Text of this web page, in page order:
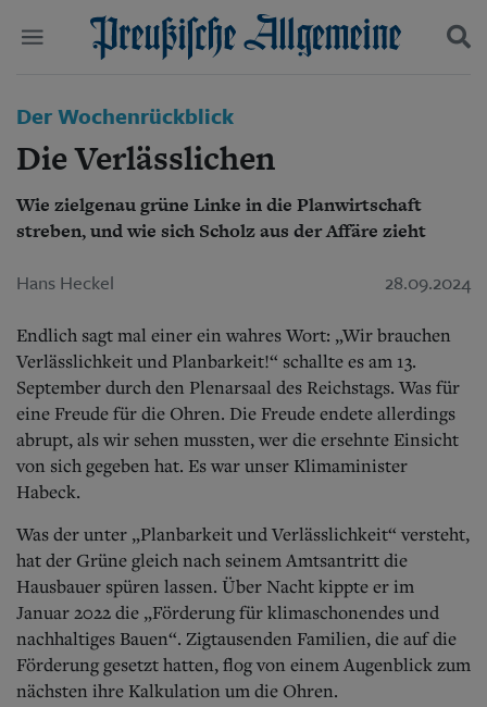
Start
Wer wir sind
Abonnent werden
Abo Prämien
Archiv
Mediadaten
Politik
Wirtschaft
Gesellschaft
Leben
Berlin-Brandenburg
Schlesien
Danzig und Westpreußen
Bücher
Kontakt
Impressum
Datenschutz
Suchen und finden
Der Wochenrückblick
Die Verlässlichen
Wie zielgenau grüne Linke in die Planwirtschaft
streben, und wie sich Scholz aus der Affäre zieht
Hans Heckel 28.09.2024
Endlich sagt mal einer ein wahres Wort: „Wir brauchen
Verlässlichkeit und Planbarkeit!“ schallte es am 13.
September durch den Plenarsaal des Reichstags. Was für
eine Freude für die Ohren. Die Freude endete allerdings
abrupt, als wir sehen mussten, wer die ersehnte Einsicht
von sich gegeben hat. Es war unser Klimaminister
Habeck.
Was der unter „Planbarkeit und Verlässlichkeit“ versteht,
hat der Grüne gleich nach seinem Amtsantritt die
Hausbauer spüren lassen. Über Nacht kippte er im
Januar 2022 die „Förderung für klimaschonendes und
nachhaltiges Bauen“. Zigtausenden Familien, die auf die
Förderung gesetzt hatten, flog von einem Augenblick zum
nächsten ihre Kalkulation um die Ohren.